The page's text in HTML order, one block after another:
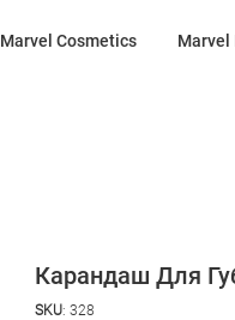
Marvel Cosmetics
Marvel
Карандаш Для
SKU: 328